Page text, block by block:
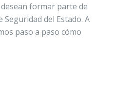
formar parte de
Seguridad del Estado. A
paso a paso cómo